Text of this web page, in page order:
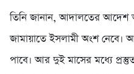
তিনি জানান, আদালতের আদেশ
জামায়াতে ইসলামী অংশ নেবে।
পাবে। আর দুই মাসের মধ্যে